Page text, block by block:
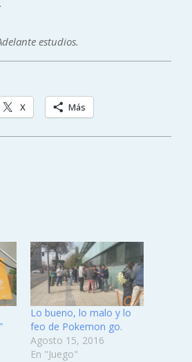
estudios.
X Más
Lo bueno, lo malo y lo
feo de Pokemon go.
Agosto 15, 2016
En "Juego"